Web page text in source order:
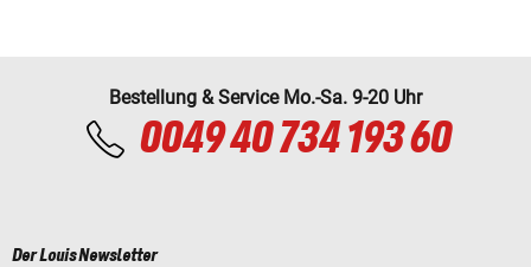
Bestellung & Service Mo.-Sa. 9-20 Uhr
0049 40 734 193 60
Der Louis Newsletter